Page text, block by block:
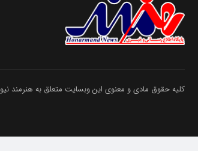
کلیه حقوق مادی و معنوی این وبسایت متعلق به هنرمند